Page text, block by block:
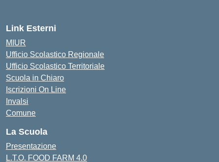
Link Esterni
MIUR
Ufficio Scolastico Regionale
Ufficio Scolastico Territoriale
Scuola in Chiaro
Iscrizioni On Line
Invalsi
Comune
La Scuola
Presentazione
L.T.O. FOOD FARM 4.0